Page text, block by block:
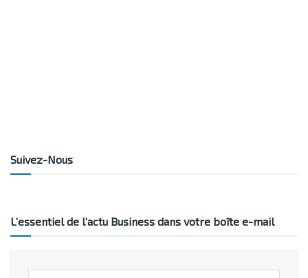
Suivez-Nous
L’essentiel de l’actu Business dans votre boîte e-mail